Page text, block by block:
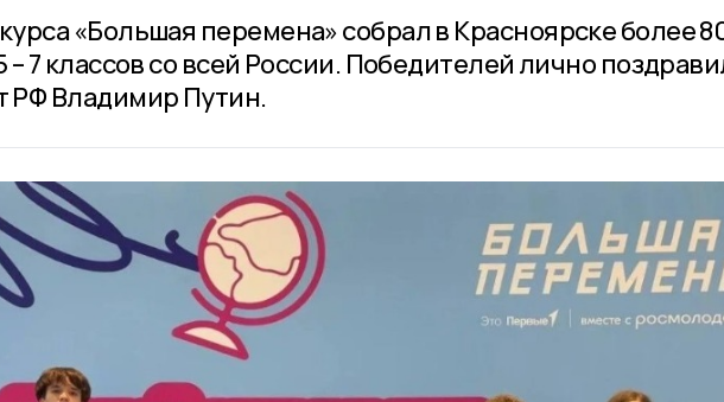
«Большая перемена» собрал в Красноярске более
– 7 классов со всей России. Победителей лично
РФ Владимир Путин.